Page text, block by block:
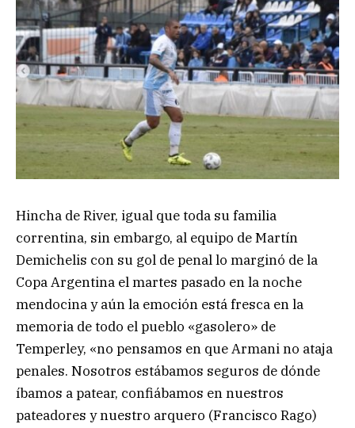
Hincha de River, igual que toda su familia
correntina, sin embargo, al equipo de Martín
Demichelis con su gol de penal lo marginó de la
Copa Argentina el martes pasado en la noche
mendocina y aún la emoción está fresca en la
memoria de todo el pueblo «gasolero» de
Temperley, «no pensamos en que Armani no ataja
penales. Nosotros estábamos seguros de dónde
íbamos a patear, confiábamos en nuestros
pateadores y nuestro arquero (Francisco Rago)